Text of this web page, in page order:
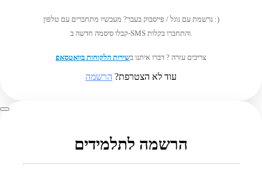
נרשמת עם גוגל / פייסבוק בעבר? מעכשיו מתחברים עם טלפון :)
קבלו סיסמה חדשה ב-SMS והתחברו בקלות.
צריכים עזרה ? דברו איתנו בשירות הלקוחות בוואטסאפ
עוד לא הצטרפת? הרשמה
הרשמה לתלמידים